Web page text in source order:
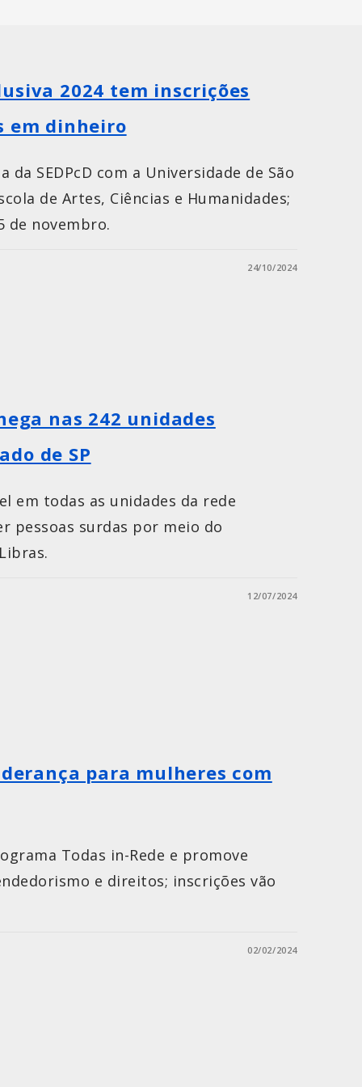
2024 tem inscrições
em dinheiro
SEDPcD com a Universidade de São
de Artes, Ciências e Humanidades;
de novembro.
24/10/2024
nas 242 unidades
de SP
em todas as unidades da rede
pessoas surdas por meio do
12/07/2024
para mulheres com
Todas in-Rede e promove
e direitos; inscrições vão
02/02/2024